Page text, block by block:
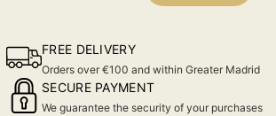
FREE DELIVERY
Orders over €100 and within Greater Madrid
SECURE PAYMENT
We guarantee the security of your purchases